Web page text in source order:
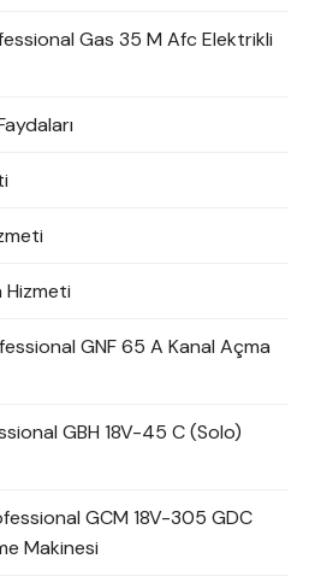
Gas 35 M Afc Elektrikli
Hizmeti
GNF 65 A Kanal Açma
GBH 18V-45 C (Solo)
GCM 18V-305 GDC
Makinesi